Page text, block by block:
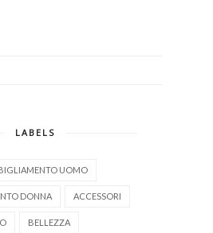
LABELS
UOMO
DONNA ACCESSORI
BELLEZZA